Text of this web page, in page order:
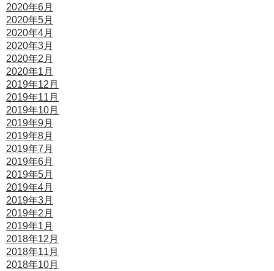
2020年6月
2020年5月
2020年4月
2020年3月
2020年2月
2020年1月
2019年12月
2019年11月
2019年10月
2019年9月
2019年8月
2019年7月
2019年6月
2019年5月
2019年4月
2019年3月
2019年2月
2019年1月
2018年12月
2018年11月
2018年10月